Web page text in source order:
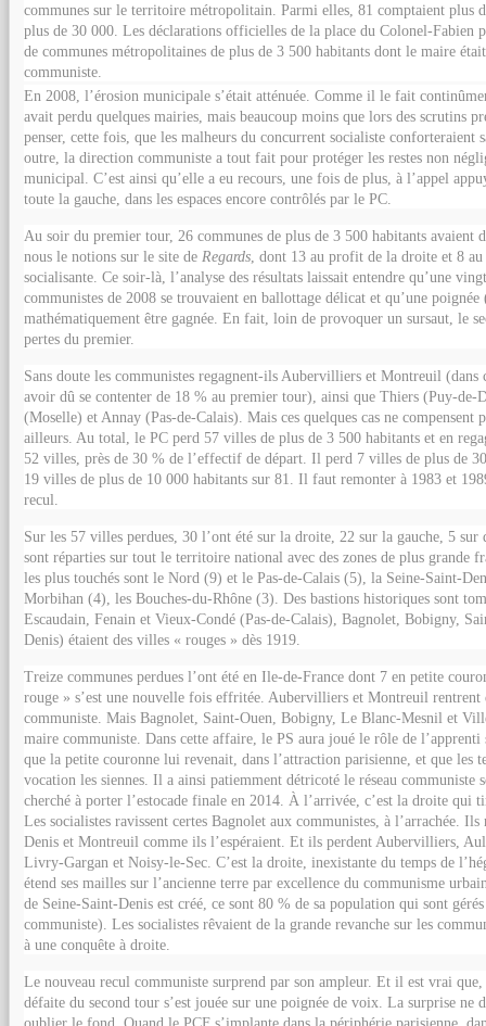
communes sur le territoire métropolitain. Parmi elles, 81 comptaient plus
plus de 30 000. Les déclarations officielles de la place du Colonel-Fabien
de communes métropolitaines de plus de 3 500 habitants dont le maire
communiste.
En 2008, l’érosion municipale s’était atténuée. Comme il le fait
avait perdu quelques mairies, mais beaucoup moins que lors des scrutins
penser, cette fois, que les malheurs du concurrent socialiste conforteraient
outre, la direction communiste a tout fait pour protéger les restes non
municipal. C’est ainsi qu’elle a eu recours, une fois de plus, à l’appel
toute la gauche, dans les espaces encore contrôlés par le PC.
Au soir du premier tour, 26 communes de plus de 3 500 habitants avaient
nous le notions sur le site de Regards , dont 13 au profit de la droite et 8
socialisante. Ce soir-là, l’analyse des résultats laissait entendre qu’une
communistes de 2008 se trouvaient en ballottage délicat et qu’une
mathématiquement être gagnée. En fait, loin de provoquer un sursaut, le
pertes du premier.
Sans doute les communistes regagnent-ils Aubervilliers et Montreuil (dans
avoir dû se contenter de 18 % au premier tour), ainsi que Thiers (Puy-de-
(Moselle) et Annay (Pas-de-Calais). Mais ces quelques cas ne compensent
ailleurs. Au total, le PC perd 57 villes de plus de 3 500 habitants et en
52 villes, près de 30 % de l’effectif de départ. Il perd 7 villes de plus de
19 villes de plus de 10 000 habitants sur 81. Il faut remonter à 1983 et
recul.
Sur les 57 villes perdues, 30 l’ont été sur la droite, 22 sur la gauche, 5 sur
sont réparties sur tout le territoire national avec des zones de plus grande
les plus touchés sont le Nord (9) et le Pas-de-Calais (5), la Seine-Saint-
Morbihan (4), les Bouches-du-Rhône (3). Des bastions historiques sont
Escaudain, Fenain et Vieux-Condé (Pas-de-Calais), Bagnolet, Bobigny,
Denis) étaient des villes « rouges » dès 1919.
Treize communes perdues l’ont été en Ile-de-France dont 7 en petite
rouge » s’est une nouvelle fois effritée. Aubervilliers et Montreuil rentrent
communiste. Mais Bagnolet, Saint-Ouen, Bobigny, Le Blanc-Mesnil et
maire communiste. Dans cette affaire, le PS aura joué le rôle de
que la petite couronne lui revenait, dans l’attraction parisienne, et que les
vocation les siennes. Il a ainsi patiemment détricoté le réseau communiste
cherché à porter l’estocade finale en 2014. À l’arrivée, c’est la droite qui
Les socialistes ravissent certes Bagnolet aux communistes, à l’arrachée. Ils
Denis et Montreuil comme ils l’espéraient. Et ils perdent Aubervilliers,
Livry-Gargan et Noisy-le-Sec. C’est la droite, inexistante du temps de
étend ses mailles sur l’ancienne terre par excellence du communisme
de Seine-Saint-Denis est créé, ce sont 80 % de sa population qui sont
communiste). Les socialistes rêvaient de la grande revanche sur les
à une conquête à droite.
Le nouveau recul communiste surprend par son ampleur. Et il est vrai que,
défaite du second tour s’est jouée sur une poignée de voix. La surprise ne